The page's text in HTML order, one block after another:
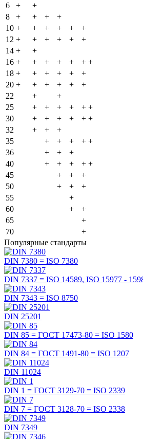
6 +
+
8
+ + +
+
10 + + + + +
+
12 + + + + +
+
14 +
+
16 + + + + + + +
18 + + + + +
+
20 + + + + +
+
22
+
+
25
+ + + + + +
30
+ + + + + +
32
+ +
+
35
+ + + + +
36
+ +
+
40
+ + + + +
45
+ +
+
50
+ +
+
55
+
60
+
+
65
+
70
+
Популярные стандарты
DIN 7380 = ISO 7380
DIN 7337 = ISO 14589, ISO 15977 -
DIN 7343 = ISO 8750
DIN 25201
DIN 85 = ГОСТ 17473-80 = ISO 1580
DIN 84 = ГОСТ 1491-80 = ISO 1207
DIN 11024
DIN 1 = ГОСТ 3129-70 = ISO 2339
DIN 7 = ГОСТ 3128-70 = ISO 2338
DIN 7349